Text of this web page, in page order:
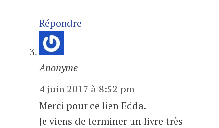
Répondre
Anonyme
4 juin 2017 à 8:52 pm
Merci pour ce lien Edda.
Je viens de terminer un livre très